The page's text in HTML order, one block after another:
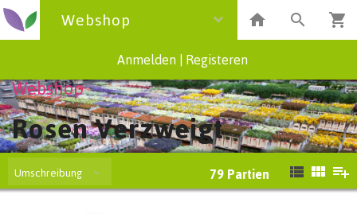
Webshop
Anmelden Registeren
Webshop
Rosen Verzweigt
Umschreibung 79 Partien